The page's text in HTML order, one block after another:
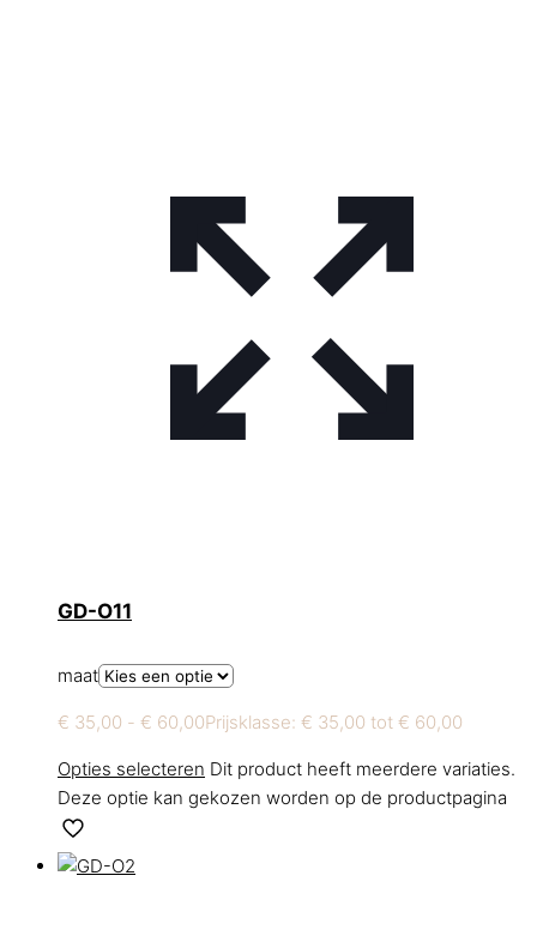
GD-O11
maat
€ 35,00 - € 60,00Prijsklasse: € 35,00 tot € 60,00
Opties selecteren Dit product heeft meerdere variaties.
Deze optie kan gekozen worden op de productpagina